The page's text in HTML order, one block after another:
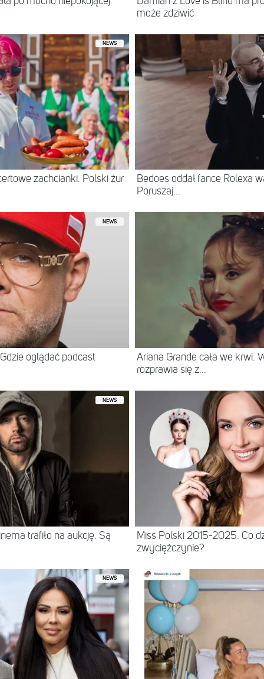
może zdziwić
NEWS
zachcianki. Polski żur
Bedoes oddał fance Rolexa
Poruszaj...
NEWS
oglądać podcast
Ariana Grande cała we krwi.
rozprawia się z...
NEWS
trafiło na aukcję. Są
Miss Polski 2015-2025. Co
zwyciężczynie?
NEWS